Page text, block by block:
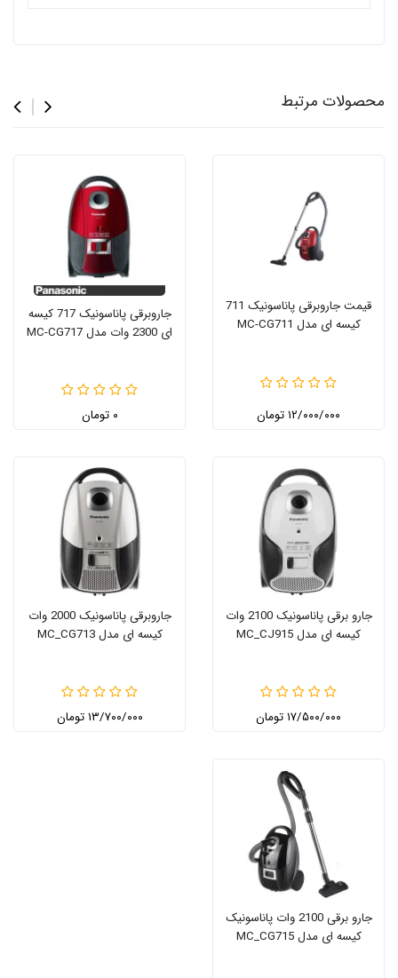
محصولات مرتبط
قیمت جاروبرقی پاناسونیک 711
کیسه ای مدل MC-CG711
۱۲/۰۰۰/۰۰۰ تومان
جاروبرقی پاناسونیک 717 کیسه
ای 2300 وات مدل MC-CG717
۰ تومان
جارو برقی پاناسونیک 2100 وات
کیسه ای مدل MC_CJ915
۱۷/۵۰۰/۰۰۰ تومان
جاروبرقی پاناسونیک 2000 وات
کیسه ای مدل MC_CG713
۱۳/۷۰۰/۰۰۰ تومان
جارو برقی 2100 وات پاناسونیک
کیسه ای مدل MC_CG715